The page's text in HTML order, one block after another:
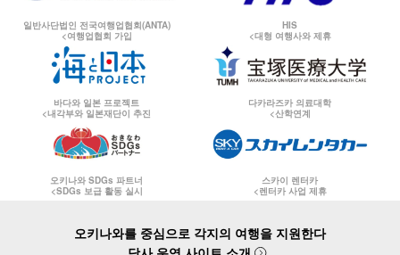
일반사단법인 전국여행업협회(ANTA)
<여행업협회 가입
HIS
<대형 여행사와 제휴
바다와 일본 프로젝트
<내각부와 일본재단이 추진
다카라즈카 의료대학
<산학연계
오키나와 SDGs 파트너
<SDGs 보급 활동 실시
스카이 렌터카
<렌터카 사업 제휴
오키나와를 중심으로 각지의 여행을 지원한다